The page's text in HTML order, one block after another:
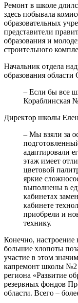
Ремонт в школе
здесь побывала
образовательных
представители
образования и
строительного
Начальник отдела
образования области
– Если бы все
Кораблинская
Директор школы
– Мы взяли за
адаптировали
этаж имеет
цветовой
яркие
выполнены в
кабинетах
кабинете
приобрели и
технику.
Конечно, настроение
большие хлопоты
участие в этом
капремонт школы №2
региона «Развитие
резервных фондов
области. Всего –